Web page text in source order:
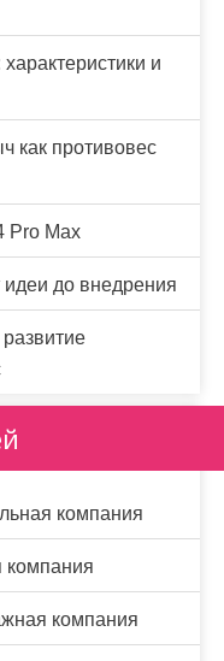
и
как противовес
Pro Max
идеи до внедрения
компания
компания
компания